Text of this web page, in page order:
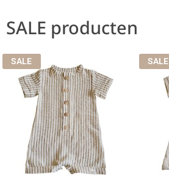
SALE producten
SALE SALE